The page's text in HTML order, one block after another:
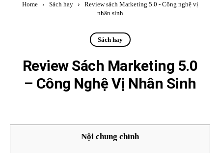
Home Sách hay
Review sách Marketing 5.0 - Công nghệ vị
nhân sinh
Sách hay
Review Sách Marketing 5.0
– Công Nghệ Vị Nhân Sinh
Nội chung chính